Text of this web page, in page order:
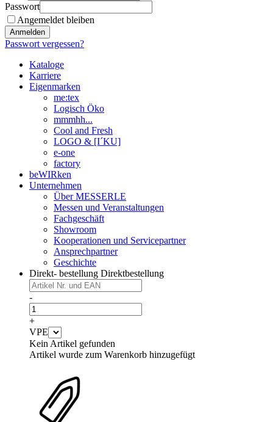
Passwort
Angemeldet bleiben
Anmelden
Passwort vergessen?
Kataloge
Karriere
Eigenmarken
me:tex
Logisch Öko
mmmhh...
Cool and Fresh
LOGO & [I´KU]
e-one
factory
beWIRken
Unternehmen
Über MESSERLE
Messen und Veranstaltungen
Fachgeschäft
Showroom
Kooperationen und Servicepartner
Ansprechpartner
Geschichte
Direkt- bestellung Direktbestellung
-
+
VPE
Kein Artikel gefunden
Artikel wurde zum Warenkorb hinzugefügt